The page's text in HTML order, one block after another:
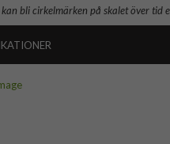
kan bli cirkelmärken på skalet över tid